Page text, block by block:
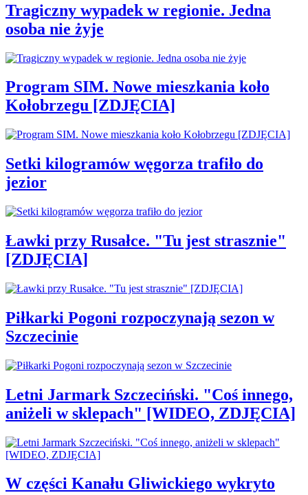
Tragiczny wypadek w regionie. Jedna
osoba nie żyje
Program SIM. Nowe mieszkania koło
Kołobrzegu [ZDJĘCIA]
Setki kilogramów węgorza trafiło do
jezior
Ławki przy Rusałce. "Tu jest strasznie"
[ZDJĘCIA]
Piłkarki Pogoni rozpoczynają sezon w
Szczecinie
Letni Jarmark Szczeciński. "Coś innego,
aniżeli w sklepach" [WIDEO, ZDJĘCIA]
W części Kanału Gliwickiego wykryto